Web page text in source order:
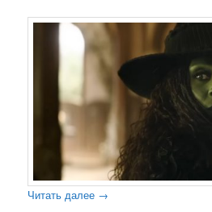
Читать далее →